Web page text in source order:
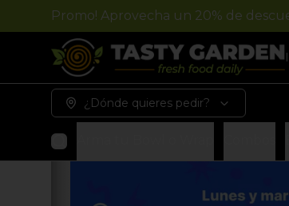
Promo! Aprovecha un 20% de
¿Dónde quieres pedir?